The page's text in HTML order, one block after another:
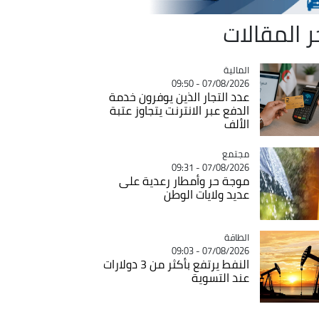
المقالات
Catégorie
المالية
07/08/2026 - 09:50
عدد التجار الذين يوفرون خدمة
الدفع عبر الانترنت يتجاوز عتبة
الألف
Catégorie
مجتمع
07/08/2026 - 09:31
موجة حر وأمطار رعدية على
عديد ولايات الوطن
Catégorie
الطاقة
07/08/2026 - 09:03
النفط يرتفع بأكثر من 3 دولارات
عند التسوية